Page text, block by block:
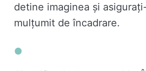
detine imaginea și
mulțumit de încadrare.